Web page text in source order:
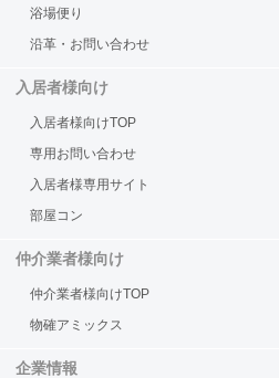
浴場便り
沿革・お問い合わせ
入居者様向け
入居者様向けTOP
専用お問い合わせ
入居者様専用サイト
部屋コン
仲介業者様向け
仲介業者様向けTOP
物確アミックス
企業情報